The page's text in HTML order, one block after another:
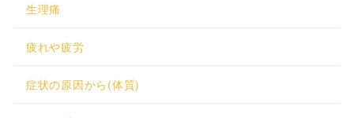
生理痛
疲れや疲労
症状の原因から(体質)